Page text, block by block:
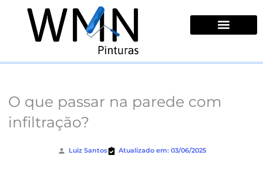
conteúdo
O que passar na parede com
infiltração?
Luiz Santos Atualizado em: 03/06/2025